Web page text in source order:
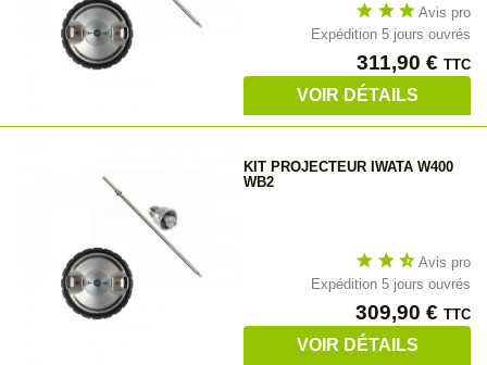
star star star Avis pro
Expédition 5 jours ouvrés
Prix
311,90 € TTC
VOIR DÉTAILS
KIT PROJECTEUR IWATA W400
WB2
star star star_half Avis pro
Expédition 5 jours ouvrés
Prix
309,90 € TTC
VOIR DÉTAILS